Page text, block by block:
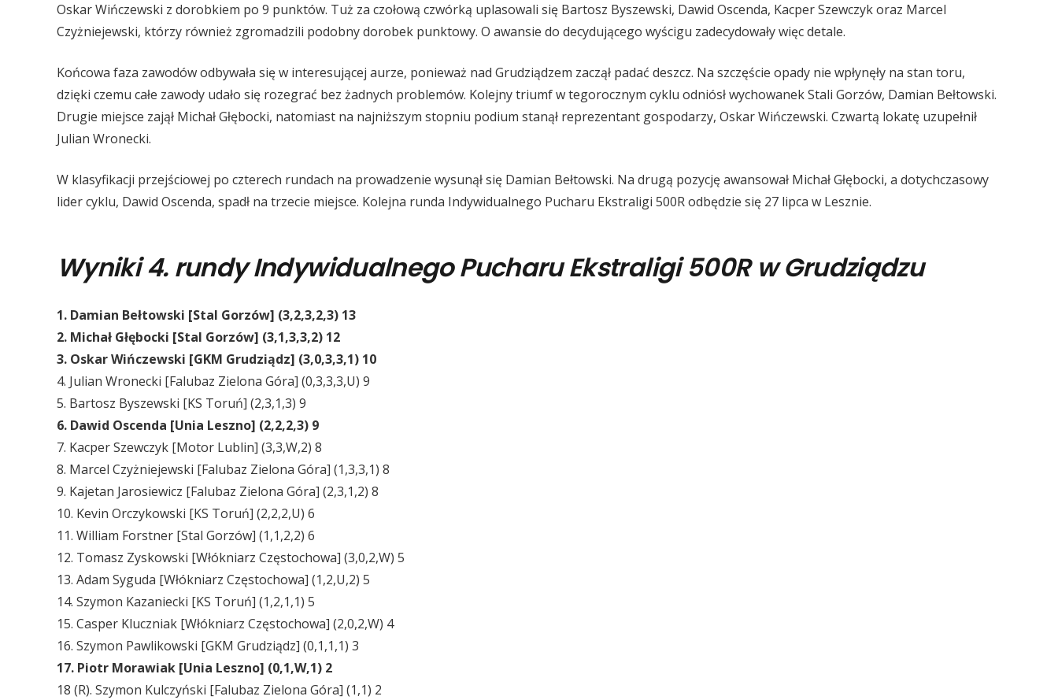
Oskar Wińczewski z dorobkiem po 9 punktów. Tuż za czołową czwórką uplasowali się Bartosz Byszewski, Dawid Oscenda, Kacper Szewczyk oraz Marcel
Czyżniejewski, którzy również zgromadzili podobny dorobek punktowy. O awansie do decydującego wyścigu zadecydowały więc detale.
Końcowa faza zawodów odbywała się w interesującej aurze, ponieważ nad Grudziądzem zaczął padać deszcz. Na szczęście opady nie wpłynęły na stan toru,
dzięki czemu całe zawody udało się rozegrać bez żadnych problemów. Kolejny triumf w tegorocznym cyklu odniósł wychowanek Stali Gorzów, Damian Bełtowski.
Drugie miejsce zajął Michał Głębocki, natomiast na najniższym stopniu podium stanął reprezentant gospodarzy, Oskar Wińczewski. Czwartą lokatę uzupełnił
Julian Wronecki.
W klasyfikacji przejściowej po czterech rundach na prowadzenie wysunął się Damian Bełtowski. Na drugą pozycję awansował Michał Głębocki, a dotychczasowy
lider cyklu, Dawid Oscenda, spadł na trzecie miejsce. Kolejna runda Indywidualnego Pucharu Ekstraligi 500R odbędzie się 27 lipca w Lesznie.
Wyniki 4. rundy Indywidualnego Pucharu Ekstraligi 500R w Grudziądzu
1. Damian Bełtowski [Stal Gorzów] (3,2,3,2,3) 13
2. Michał Głębocki [Stal Gorzów] (3,1,3,3,2) 12
3. Oskar Wińczewski [GKM Grudziądz] (3,0,3,3,1) 10
4. Julian Wronecki [Falubaz Zielona Góra] (0,3,3,3,U) 9
5. Bartosz Byszewski [KS Toruń] (2,3,1,3) 9
6. Dawid Oscenda [Unia Leszno] (2,2,2,3) 9
7. Kacper Szewczyk [Motor Lublin] (3,3,W,2) 8
8. Marcel Czyżniejewski [Falubaz Zielona Góra] (1,3,3,1) 8
9. Kajetan Jarosiewicz [Falubaz Zielona Góra] (2,3,1,2) 8
10. Kevin Orczykowski [KS Toruń] (2,2,2,U) 6
11. William Forstner [Stal Gorzów] (1,1,2,2) 6
12. Tomasz Zyskowski [Włókniarz Częstochowa] (3,0,2,W) 5
13. Adam Syguda [Włókniarz Częstochowa] (1,2,U,2) 5
14. Szymon Kazaniecki [KS Toruń] (1,2,1,1) 5
15. Casper Kluczniak [Włókniarz Częstochowa] (2,0,2,W) 4
16. Szymon Pawlikowski [GKM Grudziądz] (0,1,1,1) 3
17. Piotr Morawiak [Unia Leszno] (0,1,W,1) 2
18 (R). Szymon Kulczyński [Falubaz Zielona Góra] (1,1) 2